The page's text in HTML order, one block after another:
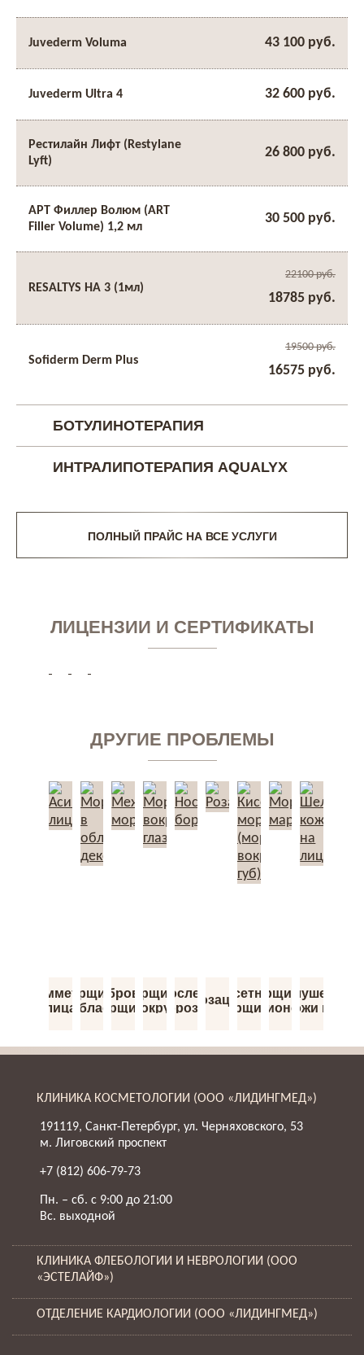
Juvederm Voluma 43 100 руб.
Juvederm Ultra 4 32 600 руб.
Рестилайн Лифт (Restylane
Lyft)
26 800 руб.
АРТ Филлер Волюм (ART
Filler Volume) 1,2 мл
30 500 руб.
RESALTYS HA 3 (1мл)
22100 руб.
18785 руб.
Sofiderm Derm Plus
19500 руб.
16575 руб.
БОТУЛИНОТЕРАПИЯ
ИНТРАЛИПОТЕРАПИЯ AQUALYX
ПОЛНЫЙ ПРАЙС НА ВСЕ УСЛУГИ
ЛИЦЕНЗИИ И СЕРТИФИКАТЫ
ДРУГИЕ ПРОБЛЕМЫ
Асимметрия
лица
Морщины
в области
Межбровные
морщины
Морщины
вокруг
Носослезная
борозда
РозацеаКисетные
морщины
губ)
Морщины-
марионетки
Шелушения
кожи на
КЛИНИКА КОСМЕТОЛОГИИ (ООО «ЛИДИНГМЕД»)
191119, Санкт-Петербург, ул. Черняховского, 53
м. Лиговский проспект
+7 (812) 606-79-73
Пн. – сб. с 9:00 до 21:00
Вс. выходной
КЛИНИКА ФЛЕБОЛОГИИ И НЕВРОЛОГИИ (ООО
«ЭСТЕЛАЙФ»)
ОТДЕЛЕНИЕ КАРДИОЛОГИИ (ООО «ЛИДИНГМЕД»)